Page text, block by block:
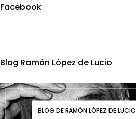
Facebook
Blog Ramón López de Lucio
BLOG DE RAMÓN LÓPEZ DE LUCIO